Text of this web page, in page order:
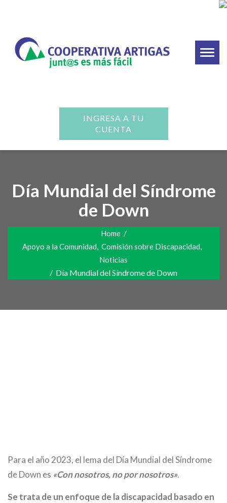
INGRESA A TU
CUENTA
Día Mundial del Síndrome
de Down
Home /
Apoyo a la Comunidad, Comisión sobre Discapacidad,
Noticias
/ Día Mundial del Síndrome de Down
Para el año 2023, el lema del Día Mundial del Síndrome
de Down es «Con nosotros, no por nosotros».
Se trata de un enfoque de la discapacidad basado en